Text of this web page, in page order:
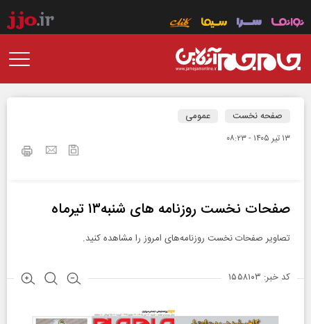
صفحه نخست عمومی
۱۳ تير ۱۴۰۵ - ۰۸:۲۳
صفحات نخست روزنامه ها‌ی شنبه‌۱۳ تیرماه
تصاویر صفحات نخست روزنامه‌های امروز را مشاهده کنید.
کد خبر: ۱۵۵۸۱۰۳